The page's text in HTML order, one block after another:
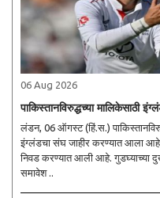
06 Aug 2026
पाकिस्तानविरुद्धच्या मालिकेसाठी
लंडन, 06 ऑगस्ट (हिं.स.)
इंग्लंडचा संघ जाहीर करण्यात आला
निवड करण्यात आली आहे. गुडघ्याच्या
समावेश ..